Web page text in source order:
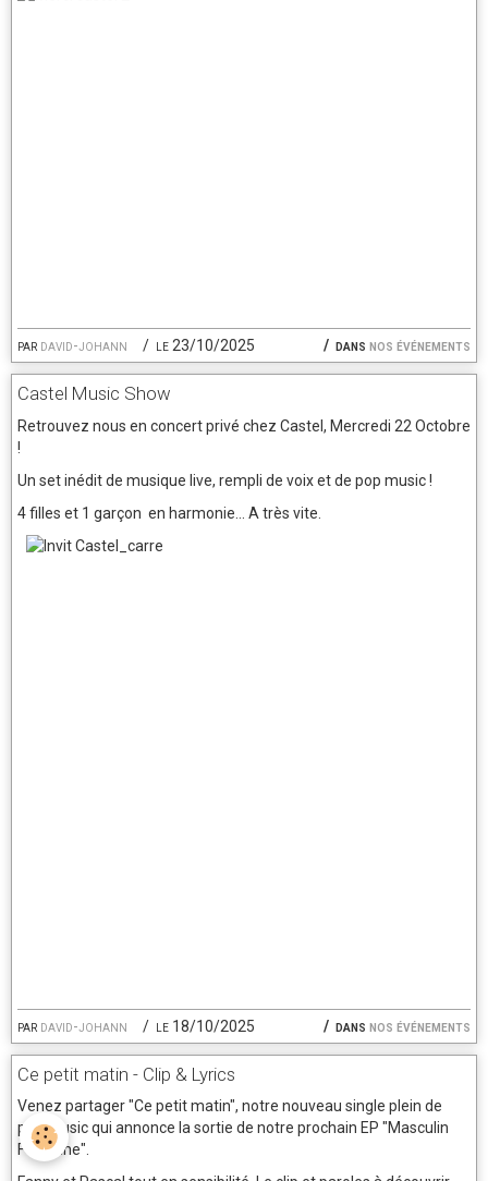
par david-johann le 23/10/2025 dans nos événements
Castel Music Show
par david-johann le 18/10/2025 dans nos événements
Retrouvez nous en concert privé chez Castel, Mercredi 22 Octobre
!
Un set inédit de musique live, rempli de voix et de pop music !
4 filles et 1 garçon en harmonie... A très vite.
Ce petit matin - Clip & Lyrics
Venez partager "Ce petit matin", notre nouveau single plein de
pop music qui annonce la sortie de notre prochain EP "Masculin
Féminine".